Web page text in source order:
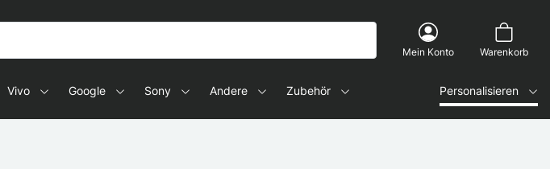
Mein Konto Warenkorb
Vivo Google Sony Andere Zubehör Personalisieren